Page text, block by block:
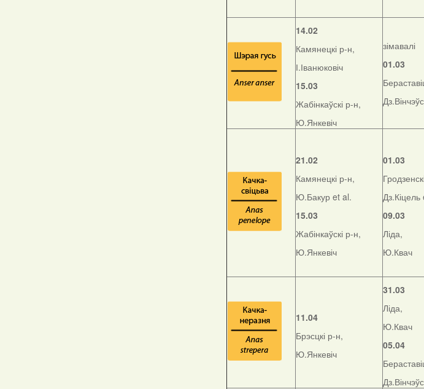
14.02
Камянецкі р-н,
І.Іванюковіч
15.03
Жабінкаўскі р-н,
Ю.Янкевіч
зімавалі
01.03
21.02
Камянецкі р-н,
Ю.Бакур et al.
15.03
Жабінкаўскі р-н,
Ю.Янкевіч
01.03
Дз.Кіцель
09.03
Ліда,
Ю.Квач
11.04
Брэсцкі р-н,
Ю.Янкевіч
31.03
Ліда,
Ю.Квач
05.04